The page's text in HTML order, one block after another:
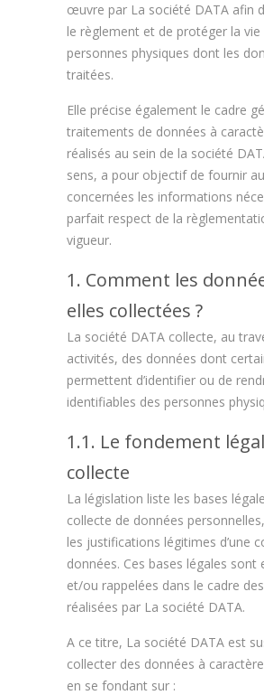
œuvre par La société DATA afin
le règlement et de protéger la vie
personnes physiques dont les
traitées.
Elle précise également le cadre
traitements de données à
réalisés au sein de la société
sens, a pour objectif de fournir
concernées les informations
parfait respect de la
vigueur.
1. Comment les
elles collectées ?
La société DATA collecte, au
activités, des données dont
permettent d’identifier ou de
identifiables des personnes
1.1. Le fondement
collecte
La législation liste les bases
collecte de données
les justifications légitimes d’une
données. Ces bases légales sont
et/ou rappelées dans le cadre
réalisées par La société DATA.
A ce titre, La société DATA est
collecter des données à
en se fondant sur :